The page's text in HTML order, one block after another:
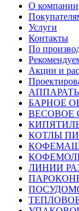
О компании
Услуги
Контакты
По
Акции и
БАРНОЕ
ВЕСОВОЕ
КОТЛЫ
ЛИНИИ